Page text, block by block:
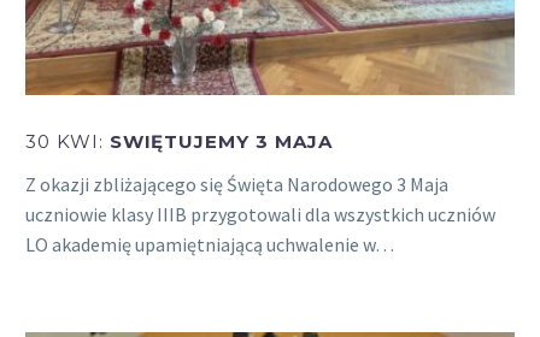
30 KWI: SWIĘTUJEMY 3 MAJA
Z okazji zbliżającego się Święta Narodowego 3 Maja
uczniowie klasy IIIB przygotowali dla wszystkich uczniów
LO akademię upamiętniającą uchwalenie w…